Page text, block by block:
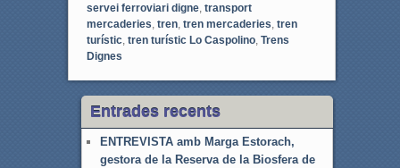
servei ferroviari digne, transport
mercaderies, tren, tren mercaderies, tren
turístic, tren turístic Lo Caspolino, Trens
Dignes
Entrades recents
ENTREVISTA amb Marga Estorach,
gestora de la Reserva de la Biosfera de